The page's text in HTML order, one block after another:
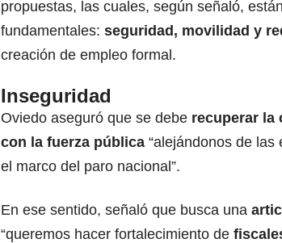
propuestas, las cuales, según señaló,
fundamentales: seguridad, movilidad y
creación de empleo formal.
Inseguridad
Oviedo aseguró que se debe recuperar la
con la fuerza pública “alejándonos de
el marco del paro nacional”.
En ese sentido, señaló que busca una
“queremos hacer fortalecimiento de